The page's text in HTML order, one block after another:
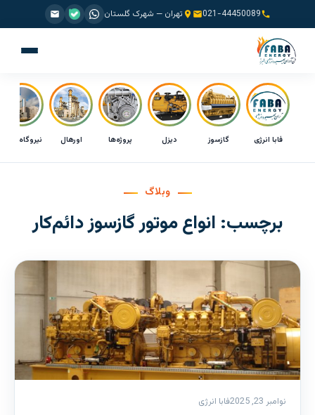
021-44450089 تهران — شهرک گلستان
فابا انرژی گازسوز دیزل پروژه‌ها اورهال نیروگاه CHP
وبلاگ
برچسب: انواع موتور گازسوز دائم‌کار
نوامبر 23, 2025 فابا انرژی